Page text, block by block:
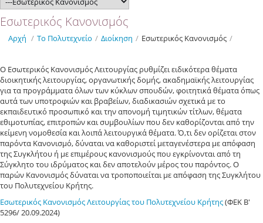
Εσωτερικός Κανονισμός
Αρχή / Το Πολυτεχνείο / Διοίκηση / Εσωτερικός Κανονισμός /
Ο Εσωτερικός Κανονισμός Λειτουργίας ρυθμίζει ειδικότερα θέματα
διοικητικής λειτουργίας, οργανωτικής δομής, ακαδημαϊκής λειτουργίας
για τα προγράμματα όλων των κύκλων σπουδών, φοιτητικά θέματα όπως
αυτά των υποτροφιών και βραβείων, διαδικασιών σχετικά με το
εκπαιδευτικό προσωπικό και την απονομή τιμητικών τίτλων, θέματα
εθιμοτυπίας, επιτροπών και συμβουλίων που δεν καθορίζονται από την
κείμενη νομοθεσία και λοιπά λειτουργικά θέματα. Ό,τι δεν ορίζεται στον
παρόντα Κανονισμό, δύναται να καθοριστεί μεταγενέστερα με απόφαση
της Συγκλήτου ή με επιμέρους κανονισμούς που εγκρίνονται από τη
Σύγκλητο του ιδρύματος και δεν αποτελούν μέρος του παρόντος. Ο
παρών Κανονισμός δύναται να τροποποιείται με απόφαση της Συγκλήτου
του Πολυτεχνείου Κρήτης.
Εσωτερικός Κανονισμός Λειτουργίας του Πολυτεχνείου Κρήτης(ΦΕΚ Β'
5296/ 20.09.2024)